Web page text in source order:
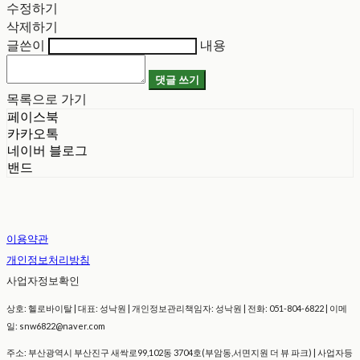
수정하기
삭제하기
글쓴이
내용
댓글 쓰기
목록으로 가기
페이스북
카카오톡
네이버 블로그
밴드
이용약관
개인정보처리방침
사업자정보확인
상호: 헬로바이탈 | 대표: 성낙원 | 개인정보관리책임자: 성낙원 | 전화: 051-804-6822 | 이메
일: snw6822@naver.com
주소: 부산광역시 부산진구 새싹로99,102동 3704호(부암동,서면지원 더 뷰 파크) | 사업자등